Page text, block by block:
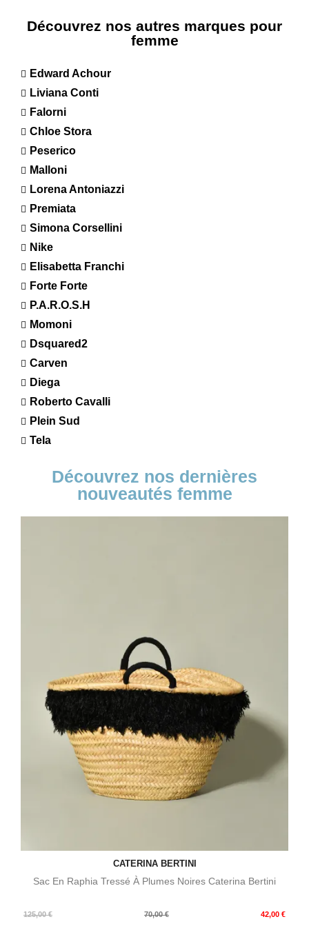
Découvrez nos autres marques pour
femme
Edward Achour
Liviana Conti
Falorni
Chloe Stora
Peserico
Malloni
Lorena Antoniazzi
Premiata
Simona Corsellini
Nike
Elisabetta Franchi
Forte Forte
P.A.R.O.S.H
Momoni
Dsquared2
Carven
Diega
Roberto Cavalli
Plein Sud
Tela
Découvrez nos dernières
nouveautés femme
CATERINA BERTINI
Sac En Raphia Tressé À Plumes Noires Caterina Bertini
125,00 €
Prix
70,00 € 42,00 €
Prix